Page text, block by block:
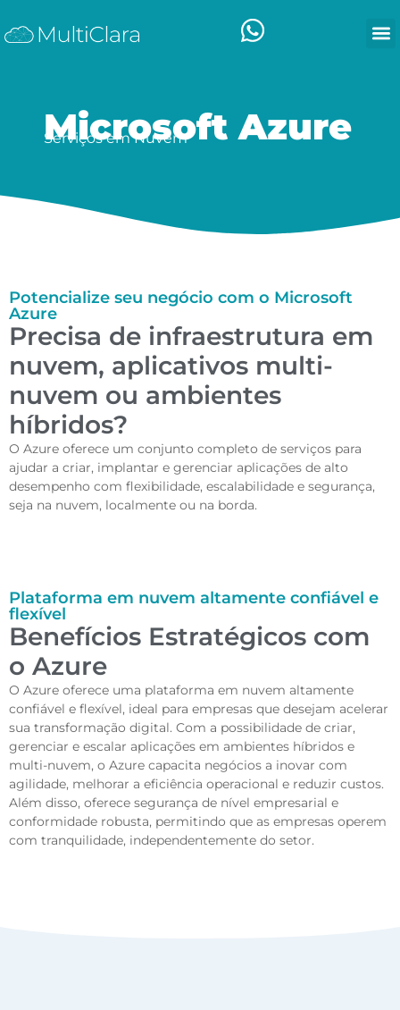
Microsoft Azure
Serviços em Nuvem
Potencialize seu negócio com o Microsoft
Azure
Precisa de infraestrutura em
nuvem, aplicativos multi-
nuvem ou ambientes
híbridos?
O Azure oferece um conjunto completo de serviços para
ajudar a criar, implantar e gerenciar aplicações de alto
desempenho com flexibilidade, escalabilidade e segurança,
seja na nuvem, localmente ou na borda.
Plataforma em nuvem altamente confiável e
flexível
Benefícios Estratégicos com
o Azure
O Azure oferece uma plataforma em nuvem altamente
confiável e flexível, ideal para empresas que desejam acelerar
sua transformação digital. Com a possibilidade de criar,
gerenciar e escalar aplicações em ambientes híbridos e
multi-nuvem, o Azure capacita negócios a inovar com
agilidade, melhorar a eficiência operacional e reduzir custos.
Além disso, oferece segurança de nível empresarial e
conformidade robusta, permitindo que as empresas operem
com tranquilidade, independentemente do setor.